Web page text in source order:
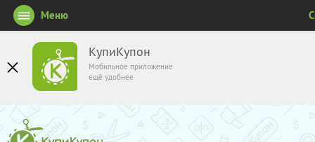
КупиКупон
Мобильное приложение
ещё удобнее
Меню